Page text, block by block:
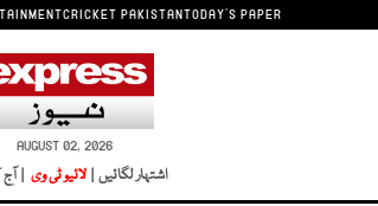
CRICKET PAKISTANTODAY'S PAPER
AUGUST 02, 2026
اشتہار لگائیں | لائیو ٹی وی | آج